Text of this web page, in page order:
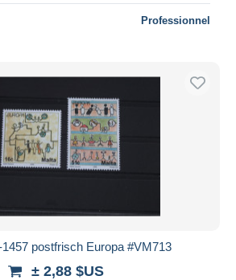
Appliquer
Professionnel
postfrisch Europa #VM713
± 2,88 $US